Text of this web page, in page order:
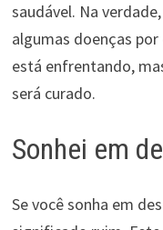
saudável. Na
algumas doenças
está enfrentando,
será curado.
Sonhei em
Se você sonha em